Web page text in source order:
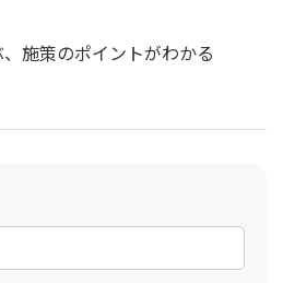
施策のポイントがわかる